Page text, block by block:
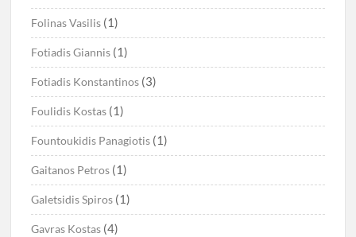
Folinas Vasilis (1)
Fotiadis Giannis (1)
Fotiadis Konstantinos (3)
Foulidis Kostas (1)
Fountoukidis Panagiotis (1)
Gaitanos Petros (1)
Galetsidis Spiros (1)
Gavras Kostas (4)